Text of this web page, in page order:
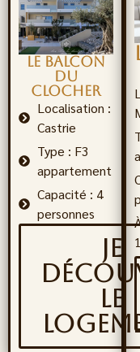
Le Balcon
du
clocher
Localisation :
Castrie
Type : F3
appartement
Capacité : 4
personnes
JE
LE